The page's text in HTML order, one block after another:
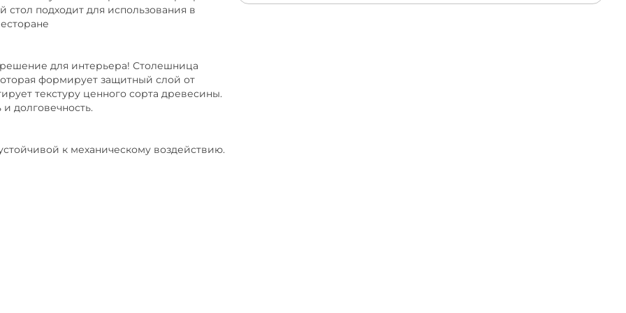
стол подходит для использования в
для интерьера! Столешница
формирует защитный слой от
текстуру ценного сорта древесины.
долговечность.
к механическому воздействию.